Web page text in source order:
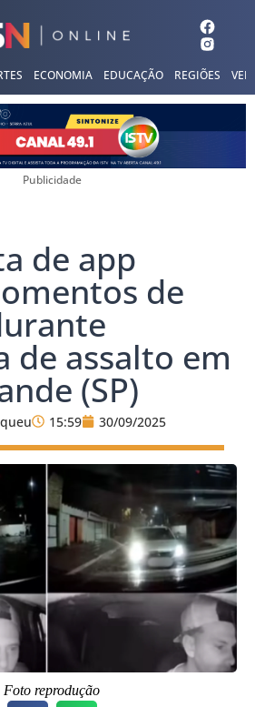
ECONOMIA EDUCAÇÃO REGIÕES
Publicidade
de app
de
de assalto em
(SP)
15:59 30/09/2025
Foto reprodução